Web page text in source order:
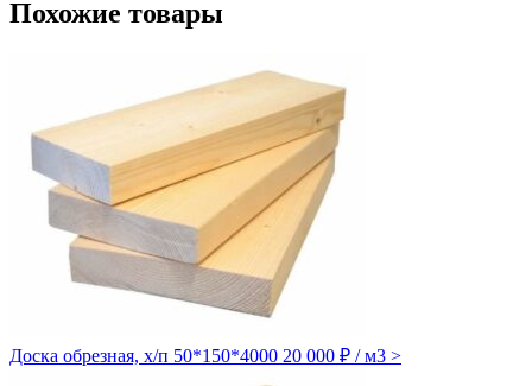
Похожие товары
Доска обрезная, х/п 50*150*4000 20 000 ₽ / м3 >